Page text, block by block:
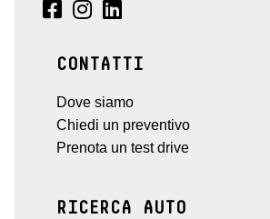
CONTATTI
Dove siamo
Chiedi un preventivo
Prenota un test drive
RICERCA AUTO